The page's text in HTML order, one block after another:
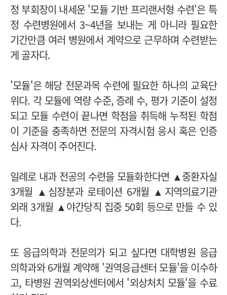
정 부회장이 내세운 '모듈 기반 프리랜서형 수련'은 특
정 수련병원에서 3~4년을 보내는 게 아니라 필요한
기간만큼 여러 병원에서 계약으로 근무하며 수련받는
게 골자다.
'모듈'은 해당 전문과목 수련에 필요한 하나의 교육단
위다. 각 모듈에 역량 수준, 증례 수, 평가 기준이 설정
되고 모듈 수련이 끝나면 학점을 취득해 누적된 학점
이 기준을 충족하면 전문의 자격시험 응시 혹은 인증
심사 자격이 주어진다.
일례로 내과 전공의 수련을 모듈화한다면 ▲중환자실
3개월 ▲심장분과 로테이션 6개월 ▲지역의료기관
외래 3개월 ▲야간당직 집중 50회 등으로 만들 수 있
다.
또 응급의학과 전문의가 되고 싶다면 대학병원 응급
의학과와 6개월 계약해 '권역응급센터 모듈'을 이수하
고, 타병원 권역외상센터에서 '외상처치 모듈'을 수료